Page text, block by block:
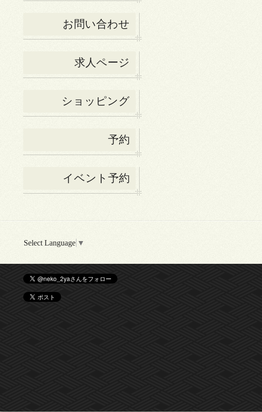
お問い合わせ
求人ページ
ショッピング
予約
イベント予約
Select Language ▼